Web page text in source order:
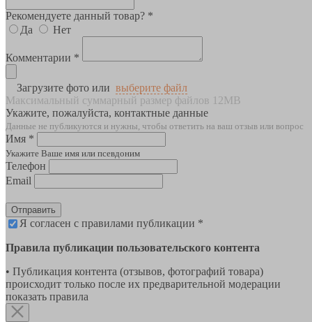
Рекомендуете данный товар? *
Да
Нет
Комментарии *
Загрузите фото или выберите файл
Максимальный суммарный размер файлов 12MB
Укажите, пожалуйста, контактные данные
Данные не публикуются и нужны, чтобы ответить на ваш отзыв или вопрос
Имя *
Укажите Ваше имя или псевдоним
Телефон
Email
Отправить
Я согласен с правилами публикации *
Правила публикации пользовательского контента
• Публикация контента (отзывов, фотографий товара)
происходит только после их предварительной модерации
показать правила